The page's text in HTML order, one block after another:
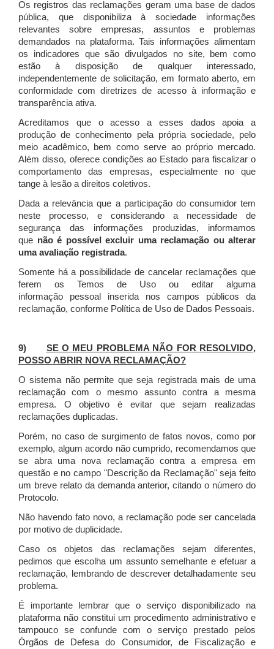
Os registros das reclamações geram uma base de dados
pública, que disponibiliza à sociedade informações
relevantes sobre empresas, assuntos e problemas
demandados na plataforma. Tais informações alimentam
os indicadores que são divulgados no site, bem como
estão à disposição de qualquer interessado,
independentemente de solicitação, em formato aberto, em
conformidade com diretrizes de acesso à informação e
transparência ativa.
Acreditamos que o acesso a esses dados apoia a
produção de conhecimento pela própria sociedade, pelo
meio acadêmico, bem como serve ao próprio mercado.
Além disso, oferece condições ao Estado para fiscalizar o
comportamento das empresas, especialmente no que
tange à lesão a direitos coletivos.
Dada a relevância que a participação do consumidor tem
neste processo, e considerando a necessidade de
segurança das informações produzidas, informamos
que não é possível excluir uma reclamação ou alterar
uma avaliação registrada.
Somente há a possibilidade de cancelar reclamações que
ferem os Temos de Uso ou editar alguma
informação pessoal inserida nos campos públicos da
reclamação, conforme Política de Uso de Dados Pessoais.
9) SE O MEU PROBLEMA NÃO FOR RESOLVIDO,
POSSO ABRIR NOVA RECLAMAÇÃO?
O sistema não permite que seja registrada mais de uma
reclamação com o mesmo assunto contra a mesma
empresa. O objetivo é evitar que sejam realizadas
reclamações duplicadas.
Porém, no caso de surgimento de fatos novos, como por
exemplo, algum acordo não cumprido, recomendamos que
se abra uma nova reclamação contra a empresa em
questão e no campo "Descrição da Reclamação" seja feito
um breve relato da demanda anterior, citando o número do
Protocolo.
Não havendo fato novo, a reclamação pode ser cancelada
por motivo de duplicidade.
Caso os objetos das reclamações sejam diferentes,
pedimos que escolha um assunto semelhante e efetuar a
reclamação, lembrando de descrever detalhadamente seu
problema.
É importante lembrar que o serviço disponibilizado na
plataforma não constitui um procedimento administrativo e
tampouco se confunde com o serviço prestado pelos
Órgãos de Defesa do Consumidor, de Fiscalização e